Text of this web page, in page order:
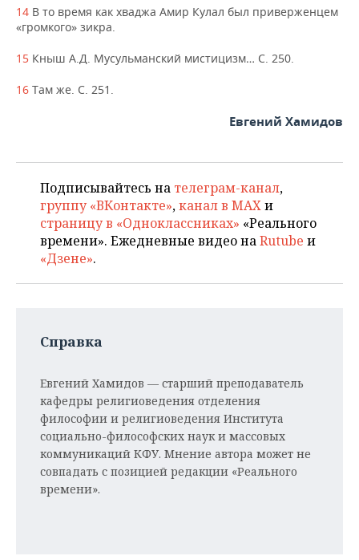
14 В то время как хваджа Амир Кулал был приверженцем
«громкого» зикра.
15 Кныш А.Д. Мусульманский мистицизм… С. 250.
16 Там же. С. 251.
Евгений Хамидов
Подписывайтесь на телеграм-канал,
группу «ВКонтакте»,канал в MAXи
страницу в «Одноклассниках» «Реального
времени». Ежедневные видео наRutube и
«Дзене».
Справка
Евгений Хамидов — старший преподаватель
кафедры религиоведения отделения
философии и религиоведения Института
социально-философских наук и массовых
коммуникаций КФУ. Мнение автора может не
совпадать с позицией редакции «Реального
времени».